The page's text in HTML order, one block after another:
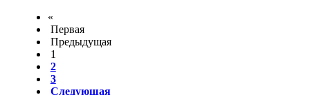
«
Первая
Предыдущая
1
2
3
Следующая